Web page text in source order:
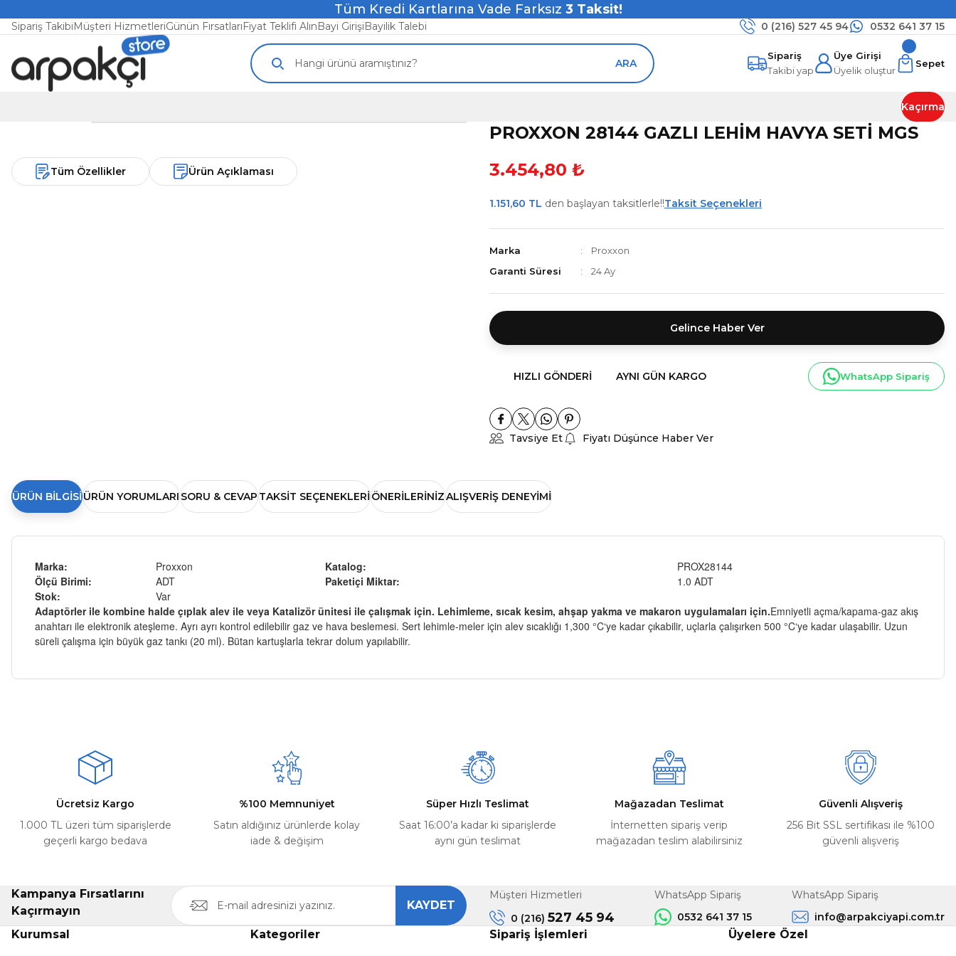
Tüm Kredi Kartlarına Vade Farksız 3 Taksit!
Sipariş TakibiMüşteri HizmetleriGünün FırsatlarıFiyat Teklifi AlınBayi GirişiBayilik Talebi 0 (216) 527 45 94 0532 641 37 15
ARA
Sipariş
Takibi yap
Üye Girişi
Üyelik oluştur
Sepet
Kaçırma
Tüm Özellikler Ürün Açıklaması
PROXXON 28144 GAZLI LEHİM HAVYA SETİ MGS
3.454,80 ₺
1.151,60 TL den başlayan taksitlerle!!Taksit Seçenekleri
Marka
Proxxon
Garanti Süresi
24 Ay
Gelince Haber Ver
HIZLI GÖNDERI AYNI GÜN KARGO WhatsApp Sipariş
Tavsiye Et Fiyatı Düşünce Haber Ver
ÜRÜN BILGISI ÜRÜN YORUMLARISORU & CEVAPTAKSIT SEÇENEKLERIÖNERILERINIZALIŞVERIŞ DENEYIMI
Marka: Proxxon Katalog:
PROX28144
Ölçü Birimi:
ADT Paketiçi Miktar:
1.0 ADT
Stok:
Var
Adaptörler ile kombine halde çıplak alev ile veya Katalizör ünitesi ile çalışmak için. Lehimleme, sıcak kesim, ahşap yakma ve makaron uygulamaları için.Emniyetli açma/kapama-gaz akış
anahtarı ile elektronik ateşleme. Ayrı ayrı kontrol edilebilir gaz ve hava beslemesi. Sert lehimle-meler için alev sıcaklığı 1,300 °C‘ye kadar çıkabilir, uçlarla çalışırken 500 °C‘ye kadar ulaşabilir. Uzun
süreli çalışma için büyük gaz tankı (20 ml). Bütan kartuşlarla tekrar dolum yapılabilir.
Ürün açıklamasında eksik bilgiler bulunuyor.
Ürün bilgilerinde hatalar bulunuyor.
Gönder
Ücretsiz Kargo
1.000 TL üzeri tüm siparişlerde
geçerli kargo bedava
%100 Memnuniyet
Satın aldığınız ürünlerde kolay
iade & değişim
Süper Hızlı Teslimat
Saat 16:00’a kadar ki siparişlerde
aynı gün teslimat
Mağazadan Teslimat
İnternetten sipariş verip
mağazadan teslim alabilirsiniz
Güvenli Alışveriş
256 Bit SSL sertifikası ile %100
güvenli alışveriş
Kampanya Fırsatlarını
Kaçırmayın
KAYDET
Müşteri Hizmetleri
0 (216) 527 45 94
WhatsApp Sipariş
0532 641 37 15
WhatsApp Sipariş
info@arpakciyapi.com.tr
Kurumsal Kategoriler Sipariş İşlemleri Üyelere Özel